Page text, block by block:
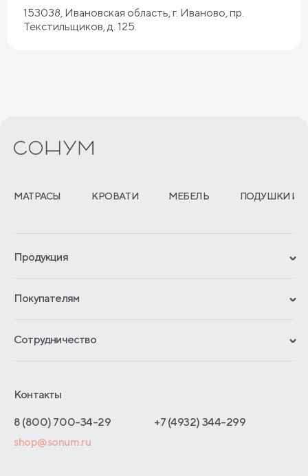
153038, Ивановская область, г. Иваново, пр.
Текстильщиков, д. 125.
МАТРАСЫ КРОВАТИ МЕБЕЛЬ ПОДУШКИ И
Продукция
Гарантии
Отзывы покупателей
Покупателям
Обмен и возврат
Как оформить заказ
Адреса магазинов
Договор-оферты
Сотрудничество
Отельерам
Оптовые продажи
Контакты
8 (800) 700-34-29
+7 (4932) 344-299
shop@sonum.ru